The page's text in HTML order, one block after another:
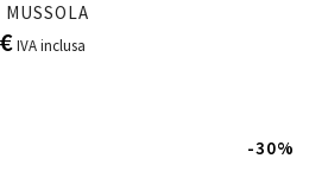
€ IVA inclusa
-30%